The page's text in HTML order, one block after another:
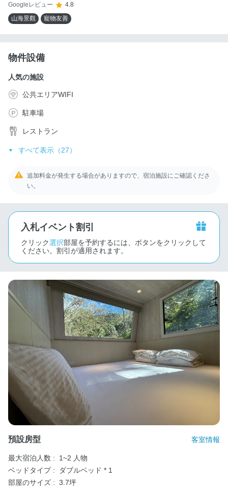
Googleレビュー
4.8
山海景觀
寵物友善
物件設備
人気の施設
公共エリアWIFI
駐車場
レストラン
すべて表示（27）
追加料金が発生する場合がありますので、宿泊施設にご確認くださ
い。
入札イベント割引
クリック選択部屋を予約するには、ボタンをクリックして
ください。割引が適用されます。
預設房型 客室情報
最大宿泊人数 :
1~2 人物
ベッドタイプ :
ダブルベッド * 1
部屋のサイズ : 3.7坪